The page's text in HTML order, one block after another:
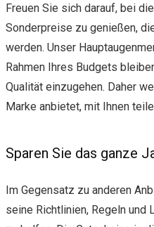
Freuen Sie sich darauf, bei
Sonderpreise zu genießen,
werden. Unser
Rahmen Ihres Budgets
Qualität einzugehen. Daher
Marke anbietet, mit Ihnen
Sparen Sie das ganze
Im Gegensatz zu anderen
seine Richtlinien, Regeln und